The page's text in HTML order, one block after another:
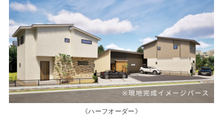
《ハーフオーダー》